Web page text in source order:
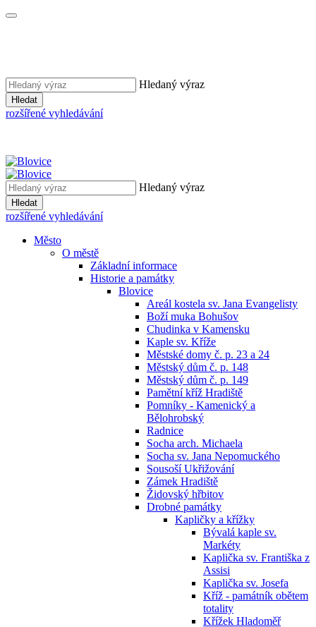
Hledaný výraz
Hledat
rozšířené vyhledávání
Hledaný výraz
Hledat
rozšířené vyhledávání
Město
O městě
Základní informace
Historie a památky
Blovice
Areál kostela sv. Jana Evangelisty
Boží muka Bohušov
Chudinka v Kamensku
Kaple sv. Kříže
Městské domy č. p. 23 a 24
Městský dům č. p. 148
Městský dům č. p. 149
Pamětní kříž Hradiště
Pomníky - Kamenický a
Bělohrobský
Radnice
Socha arch. Michaela
Socha sv. Jana Nepomuckého
Sousoší Ukřižování
Zámek Hradiště
Židovský hřbitov
Drobné památky
Kapličky a křížky
Bývalá kaple sv.
Markéty
Kaplička sv. Františka z
Assisi
Kaplička sv. Josefa
Kříž - památník obětem
totality
Křížek Hladoměř